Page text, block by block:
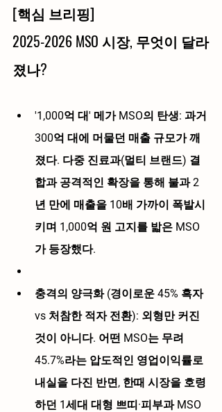
[핵심 브리핑]
2025-2026 MSO 시장, 무엇이 달라
졌나?
'1,000억 대' 메가 MSO의 탄생: 과거
300억 대에 머물던 매출 규모가 깨
졌다. 다중 진료과(멀티 브랜드) 결
합과 공격적인 확장을 통해 불과 2
년 만에 매출을 10배 가까이 폭발시
키며 1,000억 원 고지를 밟은 MSO
가 등장했다.
충격의 양극화 (경이로운 45% 흑자
vs 처참한 적자 전환): 외형만 커진
것이 아니다. 어떤 MSO는 무려
45.7%라는 압도적인 영업이익률로
내실을 다진 반면, 한때 시장을 호령
하던 1세대 대형 쁘띠·피부과 MSO